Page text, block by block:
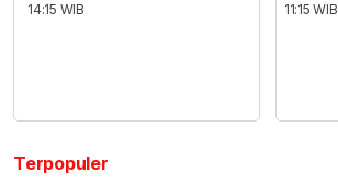
14:15 WIB
11:15 WIB
Terpopuler